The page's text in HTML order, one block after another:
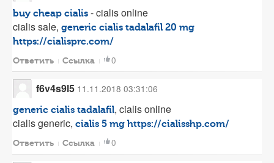
buy cheap cialis - cialis online
cialis sale, generic cialis tadalafil 20 mg
https://cialisprc.com/
Ответить Ссылка 0
f6v4s9l5 11.11.2018 03:31:06
generic cialis tadalafil, cialis online
cialis generic, cialis 5 mg https://cialisshp.com/
Ответить Ссылка 0